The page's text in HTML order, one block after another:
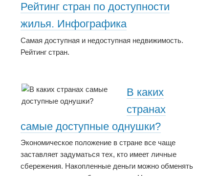
Рейтинг стран по доступности
жилья. Инфографика
Самая доступная и недоступная недвижимость.
Рейтинг стран.
В каких
странах
самые доступные однушки?
Экономическое положение в стране все чаще
заставляет задуматься тех, кто имеет личные
сбережения. Накопленные деньги можно обменять